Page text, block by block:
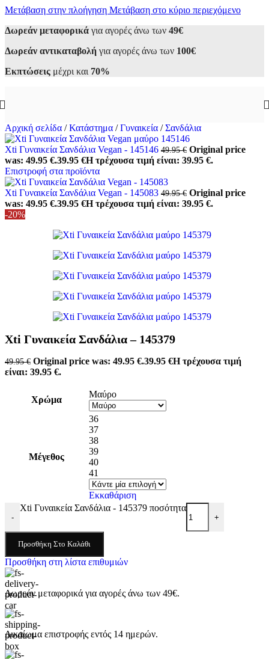
Μετάβαση στην πλοήγηση Μετάβαση στο κύριο περιεχόμενο
Δωρεάν μεταφορικά για αγορές άνω των 49€
Δωρεάν αντικαταβολή για αγορές άνω των 100€
Εκπτώσεις μέχρι και 70%
Αρχική σελίδα / Κατάστημα / Γυναικεία / Σανδάλια
Xti Γυναικεία Σανδάλια Vegan - 145146 49.95€ Original price
was: 49.95 €.39.95 €Η τρέχουσα τιμή είναι: 39.95 €.
Επιστροφή στα προϊόντα
Xti Γυναικεία Σανδάλια Vegan - 145083 49.95€ Original price
was: 49.95 €.39.95 €Η τρέχουσα τιμή είναι: 39.95 €.
-20%
Xti Γυναικεία Σανδάλια – 145379
49.95€ Original price was: 49.95 €.39.95 €Η τρέχουσα τιμή
είναι: 39.95 €.
Χρώμα
Μαύρο
Μέγεθος
36
37
38
39
40
41
Εκκαθάριση
-
Xti Γυναικεία Σανδάλια - 145379 ποσότητα
+
Προσθήκη Στο Καλάθι
Προσθήκη στη λίστα επιθυμιών
Δωρεάν μεταφορικά για αγορές άνω των 49€.
Δικαίωμα επιστροφής εντός 14 ημερών.